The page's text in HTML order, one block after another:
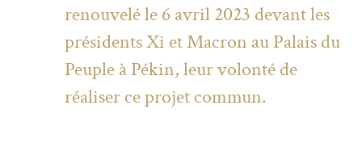
renouvelé le 6 avril 2023 devant les
présidents Xi et Macron au Palais du
Peuple à Pékin, leur volonté de
réaliser ce projet commun.